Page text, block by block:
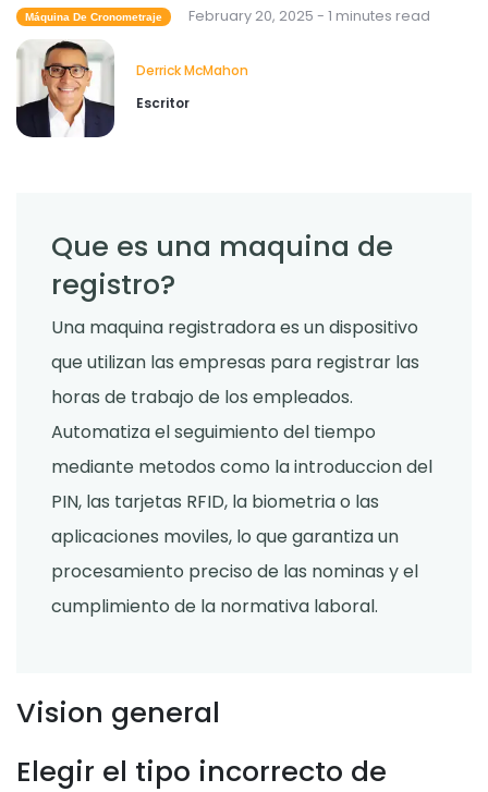
Máquina De Cronometraje February 20, 2025 - 1 minutes read
Derrick McMahon
Escritor
Que es una maquina de
registro?
Una maquina registradora es un dispositivo
que utilizan las empresas para registrar las
horas de trabajo de los empleados.
Automatiza el seguimiento del tiempo
mediante metodos como la introduccion del
PIN, las tarjetas RFID, la biometria o las
aplicaciones moviles, lo que garantiza un
procesamiento preciso de las nominas y el
cumplimiento de la normativa laboral.
Vision general
Elegir el tipo incorrecto de